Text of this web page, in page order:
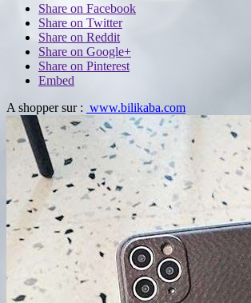
Share on Facebook
Share on Twitter
Share on Reddit
Share on Google+
Share on Pinterest
Embed
A shopper sur : www.bilikaba.com